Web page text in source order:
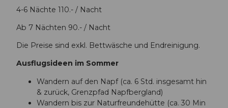
4-6 Nächte 110.- / Nacht
Ab 7 Nächten 90.- / Nacht
Die Preise sind exkl. Bettwäsche und Endreinigung.
Ausflugsideen im Sommer
Wandern auf den Napf (ca. 6 Std. insgesamt hin
& zurück, Grenzpfad Napfbergland)
Wandern bis zur Naturfreundehütte (ca. 30 Min